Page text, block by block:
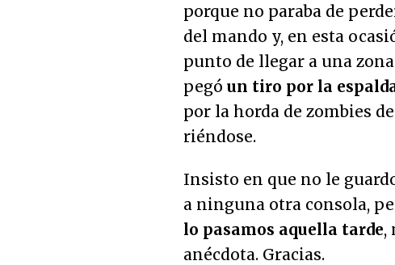
porque no paraba de
del mando y, en esta
punto de llegar a una
pegó un tiro por la
por la horda de zombies
riéndose.
Insisto en que no le
a ninguna otra consola,
lo pasamos aquella tarde,
anécdota. Gracias.